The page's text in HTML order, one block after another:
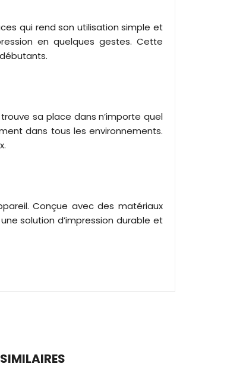
qui rend son utilisation simple et
en quelques gestes. Cette
sa place dans n’importe quel
dans tous les environnements.
Conçue avec des matériaux
solution d’impression durable et